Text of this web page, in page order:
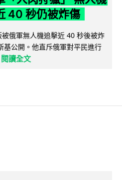
40 秒仍被炸傷
俄軍無人機追擊近 40 秒後被炸
基公開。他直斥俄軍對平民進行
閱讀全文